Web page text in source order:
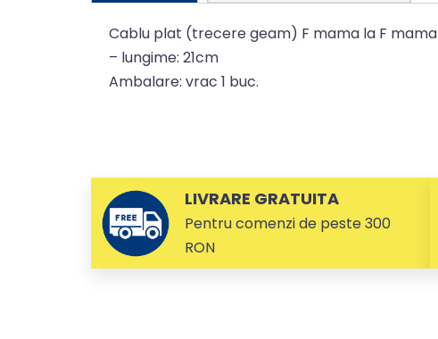
Cablu plat (trecere geam) F mama la F mama
– lungime: 21cm
Ambalare: vrac 1 buc.
LIVRARE GRATUITA
Pentru comenzi de peste 300
RON